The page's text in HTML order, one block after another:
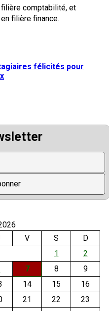
félicités pour
V S
D
1
2
7 8
9
14 15
16
21 22
23